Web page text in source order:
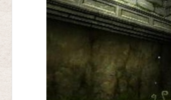
神々
の
イ